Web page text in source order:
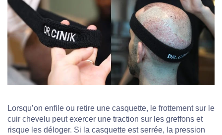
Lorsqu’on enfile ou retire une casquette, le frottement sur le
cuir chevelu peut exercer une traction sur les greffons et
risque les déloger. Si la casquette est serrée, la pression